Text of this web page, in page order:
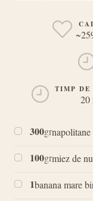
TIMP DE
20
300grnapolitane
100grmiez de
1banana mare